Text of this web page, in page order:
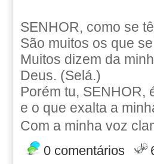
SENHOR, como se
São muitos os que
Muitos dizem da
Deus. (Selá.)
Porém tu, SENHOR,
e o que exalta a
Com a minha voz
0 comentários